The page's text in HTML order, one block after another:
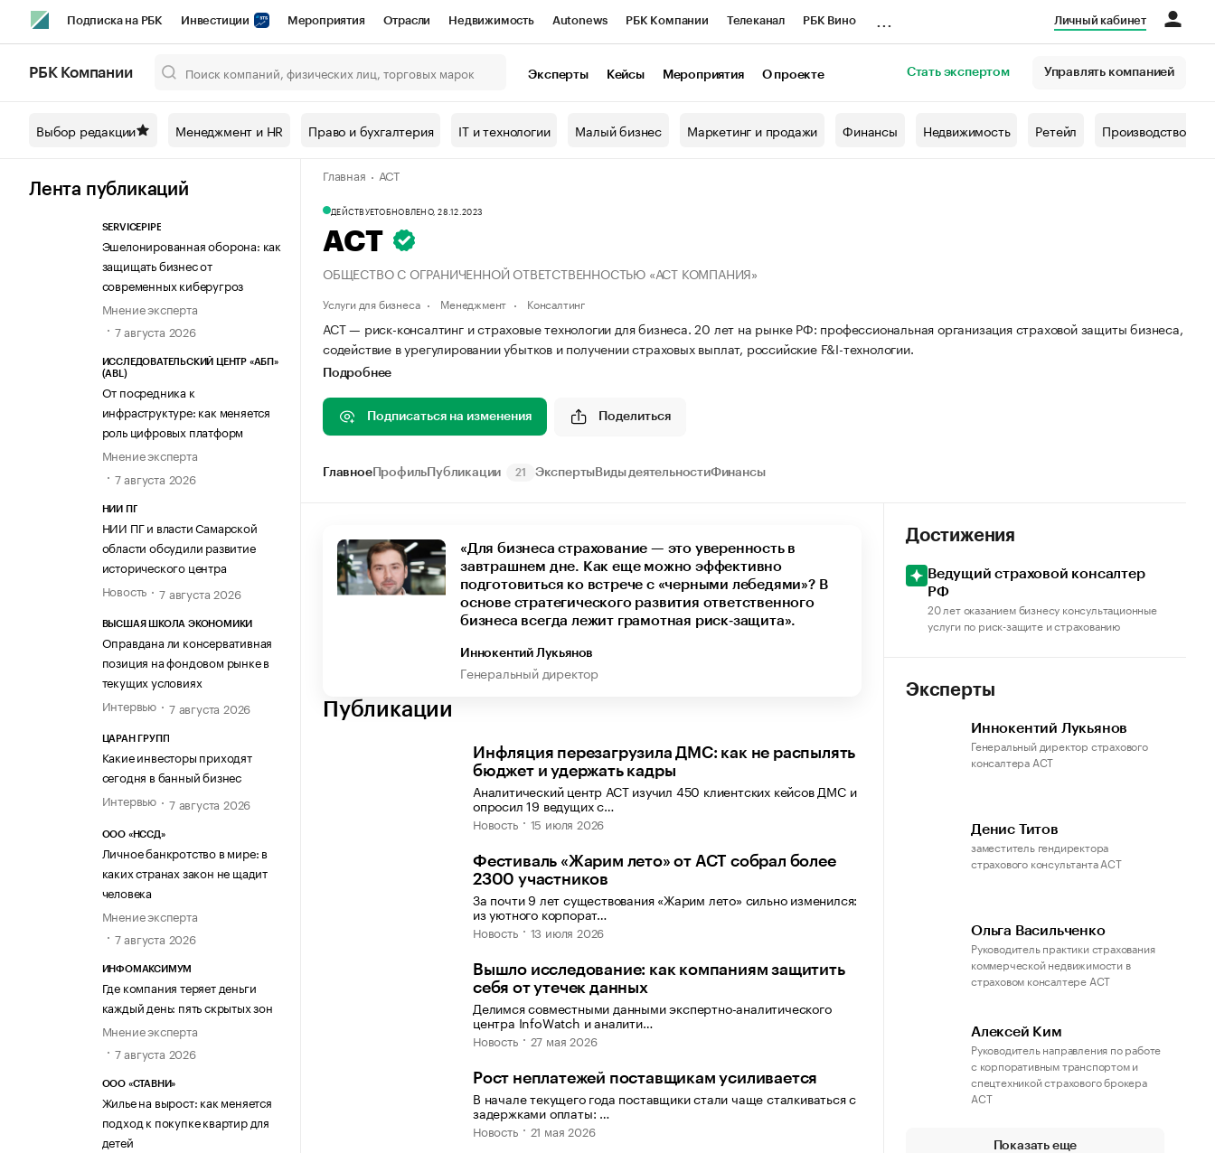
Подписка на РБК Инвестиции Мероприятия Отрасли Недвижимость Autonews РБК Компании Телеканал РБК Вино
Спецпроекты СПб Конференции СПб Спецпроекты Проверка контрагентов
Технологии и медиа Рынок наличной валюты
Личный кабинет
РБК Компании Эксперты Кейсы Мероприятия О проекте Стать экспертом Управлять компанией
Выбор редакции Менеджмент и HR Право и бухгалтерия IT и технологии Малый бизнес Маркетинг и продажи Финансы Недвижимость Ретейл Производство
Лента публикаций
SERVICEPIPE
Эшелонированная оборона: как
защищать бизнес от
современных киберугроз
Мнение эксперта
7 августа 2026
ИССЛЕДОВАТЕЛЬСКИЙ ЦЕНТР «АБП»
(ABL)
От посредника к
инфраструктуре: как меняется
роль цифровых платформ
Мнение эксперта
7 августа 2026
НИИ ПГ
НИИ ПГ и власти Самарской
области обсудили развитие
исторического центра
Новость
7 августа 2026
ВЫСШАЯ ШКОЛА ЭКОНОМИКИ
Оправдана ли консервативная
позиция на фондовом рынке в
текущих условиях
Интервью
7 августа 2026
ЦАРАН ГРУПП
Какие инвесторы приходят
сегодня в банный бизнес
Интервью
7 августа 2026
ООО «НССД»
Личное банкротство в мире: в
каких странах закон не щадит
человека
Мнение эксперта
7 августа 2026
ИНФОМАКСИМУМ
Где компания теряет деньги
каждый день: пять скрытых зон
Мнение эксперта
7 августа 2026
ООО «СТАВНИ»
Жилье на вырост: как меняется
подход к покупке квартир для
детей
Главная АСТ
ДЕЙСТВУЕТОБНОВЛЕНО, 28.12.2023
АСТ
ОБЩЕСТВО С ОГРАНИЧЕННОЙ ОТВЕТСТВЕННОСТЬЮ «АСТ КОМПАНИЯ»
Услуги для бизнеса Менеджмент Консалтинг
АСТ — риск-консалтинг и страховые технологии для бизнеса. 20 лет на рынке РФ: профессиональная организация страховой защиты бизнеса,
содействие в урегулировании убытков и получении страховых выплат, российские F&I-технологии.
Подробнее
Подписаться на изменения Поделиться
ГлавноеПрофиль Публикации 21 Эксперты Виды деятельностиФинансы
«Для бизнеса страхование — это уверенность в
завтрашнем дне. Как еще можно эффективно
подготовиться ко встрече с «черными лебедями»? В
основе стратегического развития ответственного
бизнеса всегда лежит грамотная риск‑защита».
Иннокентий Лукьянов
Генеральный директор
Публикации
Инфляция перезагрузила ДМС: как не распылять
бюджет и удержать кадры
Аналитический центр АСТ изучил 450 клиентских кейсов ДМС и
опросил 19 ведущих с…
Новость 15 июля 2026
Фестиваль «Жарим лето» от АСТ собрал более
2300 участников
За почти 9 лет существования «Жарим лето» сильно изменился:
из уютного корпорат…
Новость 13 июля 2026
Вышло исследование: как компаниям защитить
себя от утечек данных
Делимся совместными данными экспертно-аналитического
центра InfoWatch и аналити…
Новость 27 мая 2026
Рост неплатежей поставщикам усиливается
В начале текущего года поставщики стали чаще сталкиваться с
задержками оплаты: …
Новость 21 мая 2026
Достижения
Ведущий страховой консалтер
РФ
20 лет оказанием бизнесу консультационные
услуги по риск-защите и страхованию
Эксперты
Иннокентий Лукьянов
Генеральный директор страхового
консалтера АСТ
Денис Титов
заместитель гендиректора
страхового консультанта АСТ
Ольга Васильченко
Руководитель практики страхования
коммерческой недвижимости в
страховом консалтере АСТ
Алексей Ким
Руководитель направления по работе
с корпоративным транспортом и
спецтехникой страхового брокера
АСТ
Показать еще